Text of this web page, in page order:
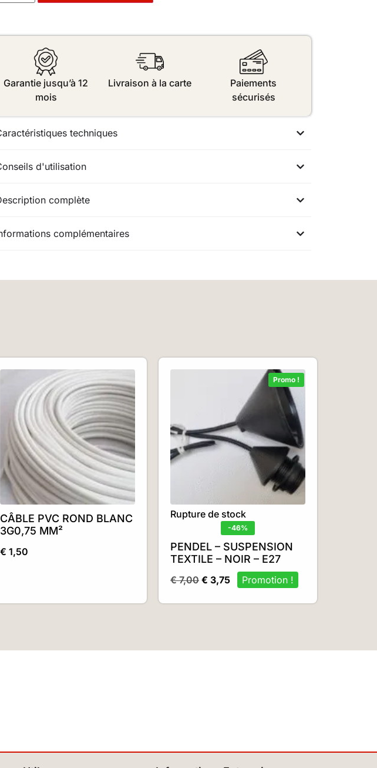
Garantie jusqu’à 12
mois
Livraison à la carte
Paiements
sécurisés
techniques
d'utilisation
complète
complémentaires
CÂBLE PVC ROND BLANC
3G0,75 MM²
€ 1,50
Promo !
Rupture de stock
-46%
PENDEL – SUSPENSION
TEXTILE – NOIR – E27
€7,00 € 3,75